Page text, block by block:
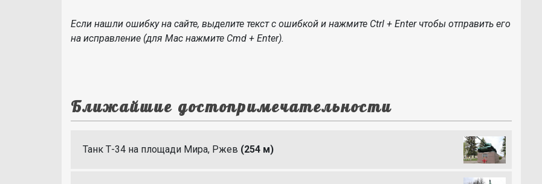
Если нашли ошибку на сайте, выделите текст с ошибкой и нажмите Ctrl + Enter чтобы отправить его
на исправление (для Mac нажмите Cmd + Enter).
Ближайшие достопримечательности
Танк Т-34 на площади Мира, Ржев (254 м)